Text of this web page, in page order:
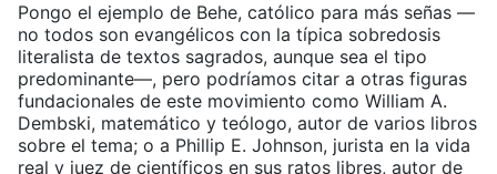
Pongo el ejemplo de Behe, católico para más señas —
no todos son evangélicos con la típica sobredosis
literalista de textos sagrados, aunque sea el tipo
predominante—, pero podríamos citar a otras figuras
fundacionales de este movimiento como William A.
Dembski, matemático y teólogo, autor de varios libros
sobre el tema; o a Phillip E. Johnson, jurista en la vida
real y juez de científicos en sus ratos libres, autor de